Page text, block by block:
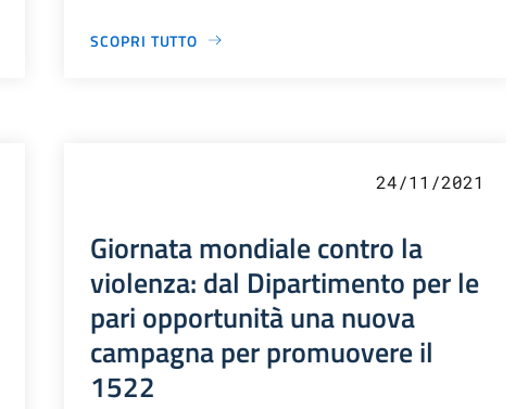
SCOPRI TUTTO
24/11/2021
Giornata mondiale contro la
violenza: dal Dipartimento per le
pari opportunità una nuova
campagna per promuovere il
1522